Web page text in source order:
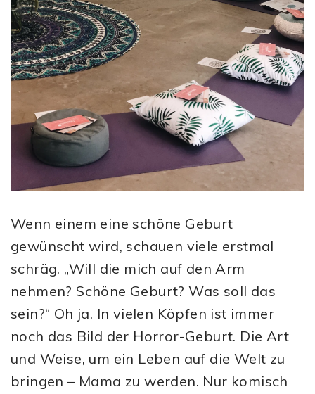
Wenn einem eine schöne Geburt
gewünscht wird, schauen viele erstmal
schräg. „Will die mich auf den Arm
nehmen? Schöne Geburt? Was soll das
sein?“ Oh ja. In vielen Köpfen ist immer
noch das Bild der Horror-Geburt. Die Art
und Weise, um ein Leben auf die Welt zu
bringen – Mama zu werden. Nur komisch